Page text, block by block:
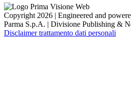
Copyright 2026 | Engineered and
Parma S.p.A. | Divisione Publishing &
Disclaimer trattamento dati personali